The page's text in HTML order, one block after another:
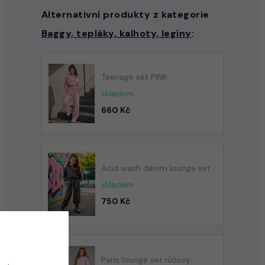
Alternativní produkty z kategorie
Baggy, tepláky, kalhoty, legíny:
Teenage set PINK
skladem
660 Kč
Acid wash denim lounge set
skladem
750 Kč
Paris lounge set růžový